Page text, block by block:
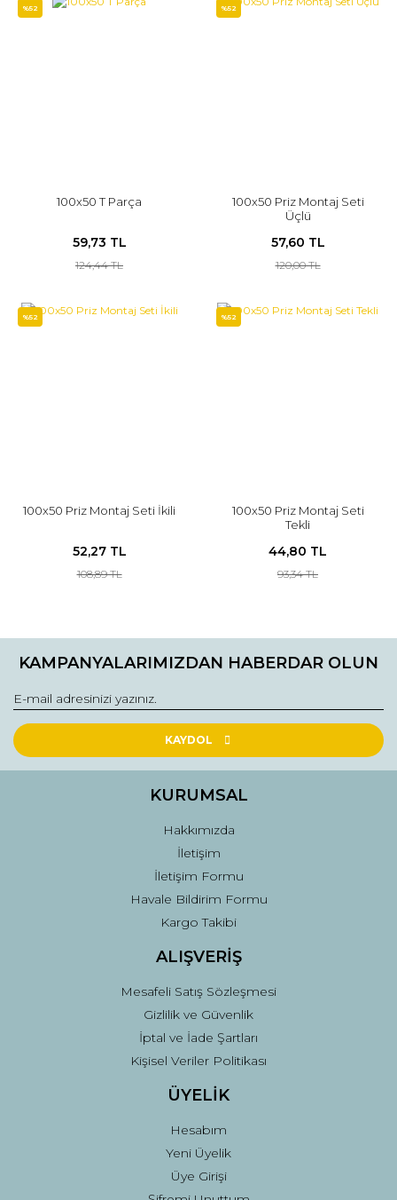
%52
100x50 T Parça
59,73 TL
124,44 TL
%52
100x50 Priz Montaj Seti
Üçlü
57,60 TL
120,00 TL
%52
100x50 Priz Montaj Seti İkili
52,27 TL
108,89 TL
%52
100x50 Priz Montaj Seti
Tekli
44,80 TL
93,34 TL
KAMPANYALARIMIZDAN HABERDAR OLUN
KAYDOL
KURUMSAL
Hakkımızda
İletişim
İletişim Formu
Havale Bildirim Formu
Kargo Takibi
ALIŞVERİŞ
Mesafeli Satış Sözleşmesi
Gizlilik ve Güvenlik
İptal ve İade Şartları
Kişisel Veriler Politikası
ÜYELİK
Hesabım
Yeni Üyelik
Üye Girişi